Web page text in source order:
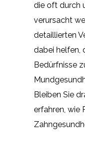
die oft durch
verursacht
detaillierten
dabei helfen,
Bedürfnisse
Bleiben Sie
erfahren, wie